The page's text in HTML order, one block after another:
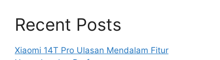
Recent Posts
Xiaomi 14T Pro Ulasan Mendalam Fitur